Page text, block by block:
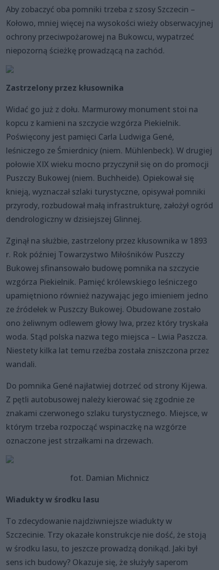
Aby zobaczyć oba pomniki trzeba z szosy Szczecin –
Kołowo, mniej więcej na wysokości wieży obserwacyjnej
ochrony przeciwpożarowej na Bukowcu, wypatrzeć
niepozorną ścieżkę prowadzącą na zachód.
Zastrzelony przez kłusownika
Widać go już z dołu. Marmurowy monument stoi na
kopcu z kamieni na szczycie wzgórza Piekielnik.
Poświęcony jest pamięci Carla Ludwiga Gené,
leśniczego ze Śmierdnicy (niem. Mühlenbeck). W drugiej
połowie XIX wieku mocno przyczynił się on do promocji
Puszczy Bukowej (niem. Buchheide). Opiekował się
knieją, wyznaczał szlaki turystyczne, opisywał pomniki
przyrody, rozbudował małą infrastrukturę, założył ogród
dendrologiczny w dzisiejszej Glinnej.
Zginął na służbie, zastrzelony przez kłusownika w 1893
r. Rok później Towarzystwo Miłośników Puszczy
Bukowej sfinansowało budowę pomnika na szczycie
wzgórza Piekielnik. Pamięć królewskiego leśniczego
upamiętniono również nazywając jego imieniem jedno
ze źródełek w Puszczy Bukowej. Obudowane zostało
ono żeliwnym odlewem głowy lwa, przez który tryskała
woda. Stąd polska nazwa tego miejsca – Lwia Paszcza.
Niestety kilka lat temu rzeźba została zniszczona przez
wandali.
Do pomnika Gené najłatwiej dotrzeć od strony Kijewa.
Z pętli autobusowej należy kierować się zgodnie ze
znakami czerwonego szlaku turystycznego. Miejsce, w
którym trzeba rozpocząć wspinaczkę na wzgórze
oznaczone jest strzałkami na drzewach.
fot. Damian Michnicz
Wiadukty w środku lasu
To zdecydowanie najdziwniejsze wiadukty w
Szczecinie. Trzy okazałe konstrukcje nie dość, że stoją
w środku lasu, to jeszcze prowadzą donikąd. Jaki był
sens ich budowy? Okazuje się, że służyły saperom